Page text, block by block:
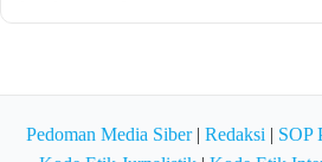
Pedoman Media Siber| Redaksi | SOP